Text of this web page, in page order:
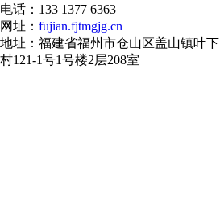
电话：133 1377 6363
网址： fujian.fjtmgjg.cn
地址：福建省福州市仓山区盖山镇叶下
村121-1号1号楼2层208室